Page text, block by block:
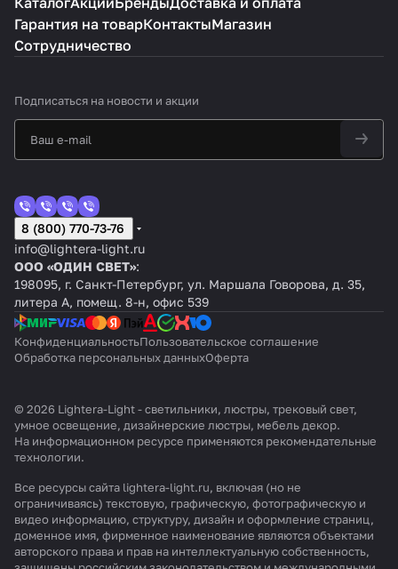
Гарантия на товарКонтактыМагазин
Сотрудничество
Подписаться на новости и акции
8 (800) 770-73-76
info@lightera-light.ru
ООО «ОДИН СВЕТ»:
198095, г. Санкт-Петербург, ул. Маршала Говорова, д. 35,
литера А, помещ. 8-н, офис 539
КонфиденциальностьПользовательское соглашение
Обработка персональных данныхОферта
© 2026 Lightera-Light - светильники, люстры, трековый свет,
умное освещение, дизайнерские люстры, мебель декор.
На информационном ресурсе применяются рекомендательные
технологии.
Все ресурсы сайта lightera-light.ru, включая (но не
ограничиваясь) текстовую, графическую, фотографическую и
видео информацию, структуру, дизайн и оформление страниц,
доменное имя, фирменное наименование являются объектами
авторского права и прав на интеллектуальную собственность,